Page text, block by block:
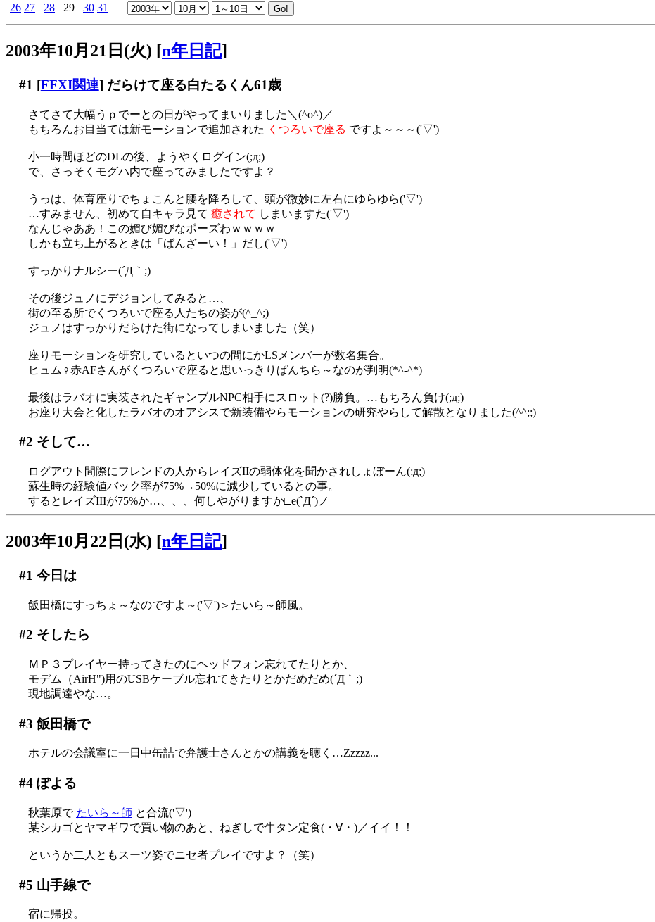
26 27 28 29 30 31
2003年10月21日(火) [n年日記]
#1 [FFXI関連] だらけて座る白たるくん61歳
さてさて大幅うｐでーとの日がやってまいりました＼(^o^)／
もちろんお目当ては新モーションで追加された くつろいで座る ですよ～～～('▽')
小一時間ほどのDLの後、ようやくログイン(;д;)
で、さっそくモグハ内で座ってみましたですよ？
うっは、体育座りでちょこんと腰を降ろして、頭が微妙に左右にゆらゆら('▽')
…すみません、初めて自キャラ見て 癒されて しまいますた('▽')
なんじゃああ！この媚び媚びなポーズわｗｗｗｗ
しかも立ち上がるときは「ばんざーい！」だし('▽')
すっかりナルシー(´Д｀;)
その後ジュノにデジョンしてみると…、
街の至る所でくつろいで座る人たちの姿が(^_^;)
ジュノはすっかりだらけた街になってしまいました（笑）
座りモーションを研究しているといつの間にかLSメンバーが数名集合。
ヒュム♀赤AFさんがくつろいで座ると思いっきりぱんちら～なのが判明(*^-^*)
最後はラバオに実装されたギャンブルNPC相手にスロット(?)勝負。…もちろん負け(;д;)
お座り大会と化したラバオのオアシスで新装備やらモーションの研究やらして解散となりました(^^;;)
#2 そして…
ログアウト間際にフレンドの人からレイズIIの弱体化を聞かされしょぼーん(;д;)
蘇生時の経験値バック率が75%→50%に減少しているとの事。
するとレイズIIIが75%か…、、、何しやがりますか□e(`Д´)ノ
2003年10月22日(水) [n年日記]
#1 今日は
飯田橋にすっちょ～なのですよ～('▽')＞たいら～師風。
#2 そしたら
ＭＰ３プレイヤー持ってきたのにヘッドフォン忘れてたりとか、
モデム（AirH")用のUSBケーブル忘れてきたりとかだめだめ(´Д｀;)
現地調達やな…。
#3 飯田橋で
ホテルの会議室に一日中缶詰で弁護士さんとかの講義を聴く…Zzzzz...
#4ぽよる
秋葉原で たいら～師 と合流('▽')
某シカゴとヤマギワで買い物のあと、ねぎしで牛タン定食(・∀・)／イイ！！
というか二人ともスーツ姿でニセ者プレイですよ？（笑）
#5 山手線で
宿に帰投。